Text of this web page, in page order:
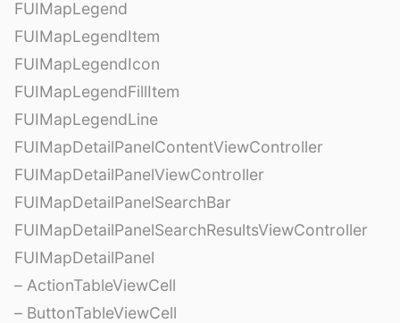
FUIMapLegend
FUIMapLegendItem
FUIMapLegendIcon
FUIMapLegendFillItem
FUIMapLegendLine
FUIMapDetailPanelContentViewController
FUIMapDetailPanelViewController
FUIMapDetailPanelSearchBar
FUIMapDetailPanelSearchResultsViewController
FUIMapDetailPanel
– ActionTableViewCell
– ButtonTableViewCell